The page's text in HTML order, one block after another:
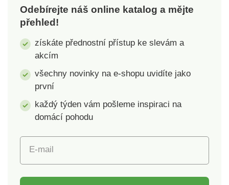
kg. Campingová židle
Skládací nohy Komfortní
Skladná Jednoduché
rozložení Nosnost 120
Odebírejte náš online katalog a mějte
přehled!
získáte přednostní přístup ke slevám a
akcím
všechny novinky na e-shopu uvidíte jako
první
každý týden vám pošleme inspiraci na
domácí pohodu
E-mail